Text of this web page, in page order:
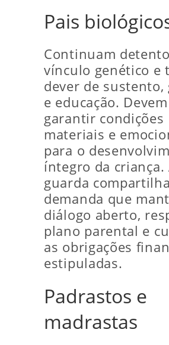
Pais
Continuam
vínculo genético e
dever de sustento,
e educação. Devem
garantir condições
materiais e
para o
íntegro da criança.
guarda
demanda que
diálogo aberto,
plano parental e
as obrigações
estipuladas.
Padrastos e
madrastas